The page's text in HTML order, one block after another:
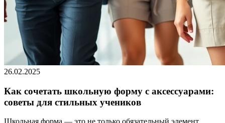
26.02.2025
Как сочетать школьную форму с аксессуарами:
советы для стильных учеников